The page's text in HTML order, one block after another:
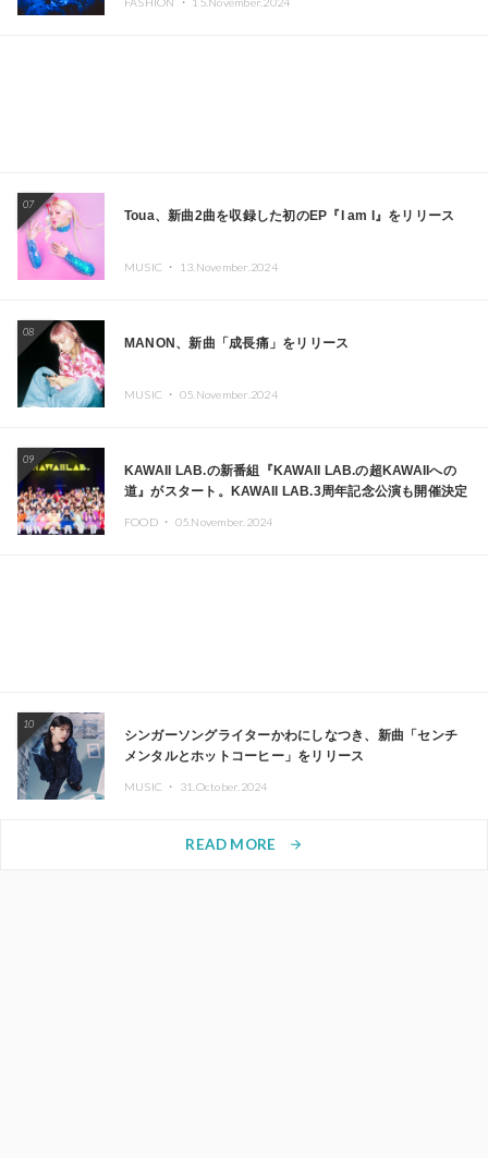
07
Toua、新曲2曲を収録した初のEP『I am I』をリリース
MUSIC ・ 13.November.2024
08
MANON、新曲「成長痛」をリリース
MUSIC ・ 05.November.2024
09
KAWAII LAB.の新番組『KAWAII LAB.の超KAWAIIへの
道』がスタート。KAWAII LAB.3周年記念公演も開催決定
FOOD ・ 05.November.2024
10
シンガーソングライターかわにしなつき、新曲「センチ
メンタルとホットコーヒー」をリリース
MUSIC ・ 31.October.2024
READ MORE arrow_forward